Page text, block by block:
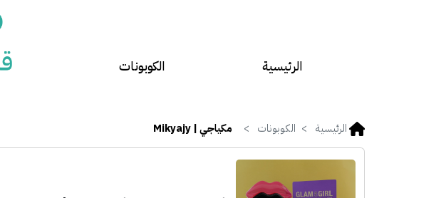
الرئيسية الكوبونات
الرئيسية الكوبونات مكياجي | Mikyajy